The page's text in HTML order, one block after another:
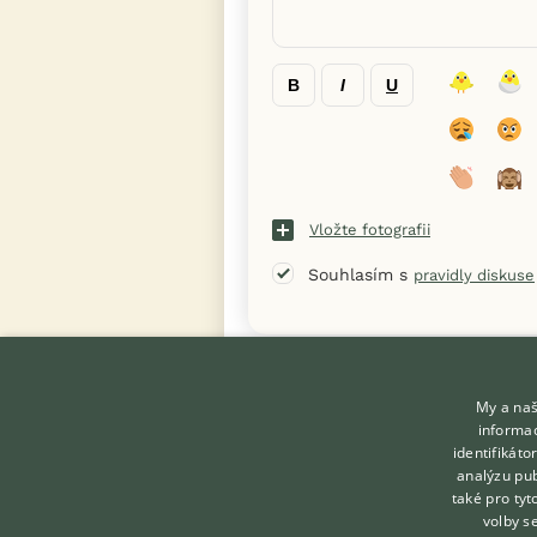
B I U
Vložte fotografii
Souhlasím s pravidly diskuse
KONTAKT DO REDAKCE
My a
analýzu
také pro
volby